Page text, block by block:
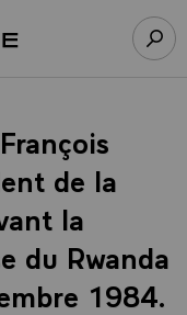
Élysée
de la
la
du Rwanda
1984.